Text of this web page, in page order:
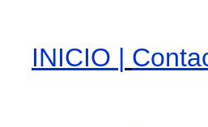
INICIO |